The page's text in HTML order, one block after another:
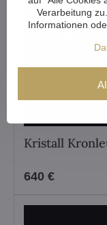
Kristall
640 €
Verarbeitung
Informationen